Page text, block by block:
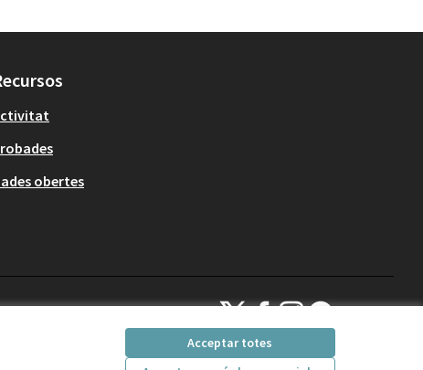
Acceptar totes
obertes
Decidim Sant Cugat a X
(Enllaç extern)
Decidim Sant Cugat a Facebook
(Enllaç extern)
Decidim Sant Cugat a
(Enllaç extern)
Decidim Sant Cugat
(Enllaç extern)